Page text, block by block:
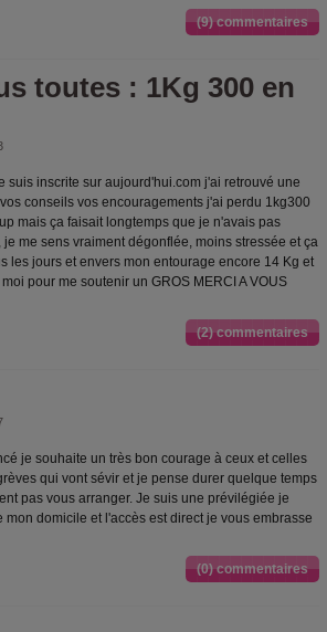
(9) commentaires
toutes : 1Kg 300 en
suis inscrite sur aujourd'hui.com j'ai retrouvé une
conseils vos encouragements j'ai perdu 1kg300
mais ça faisait longtemps que je n'avais pas
me sens vraiment dégonflée, moins stressée et ça
les jours et envers mon entourage encore 14 Kg et
pour me soutenir un GROS MERCI A VOUS
(2) commentaires
je souhaite un très bon courage à ceux et celles
qui vont sévir et je pense durer quelque temps
pas vous arranger. Je suis une prévilégiée je
domicile et l'accès est direct je vous embrasse
(0) commentaires